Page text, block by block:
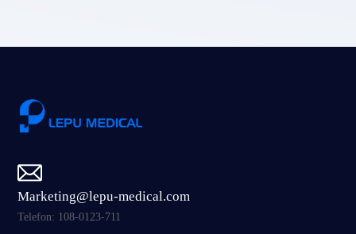
Marketing@lepu-medical.com
Telefon: 108-0123-711